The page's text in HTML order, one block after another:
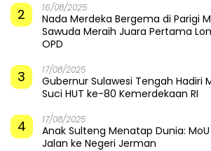
2 16/08/2025
Nada Merdeka Bergema di Parigi
Sawuda Meraih Juara Pertama
OPD
3 17/08/2025
Gubernur Sulawesi Tengah Hadiri
Suci HUT ke-80 Kemerdekaan RI
4 17/08/2025
Anak Sulteng Menatap Dunia:
Jalan ke Negeri Jerman